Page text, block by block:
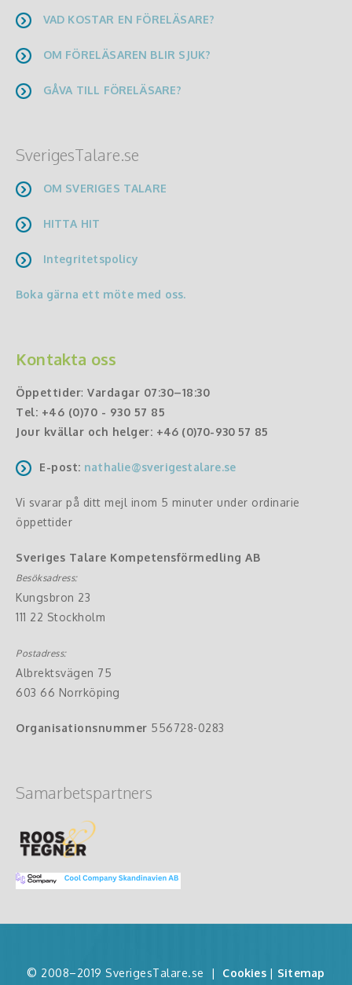
VAD KOSTAR EN FÖRELÄSARE?
OM FÖRELÄSAREN BLIR SJUK?
GÅVA TILL FÖRELÄSARE?
SverigesTalare.se
OM SVERIGES TALARE
HITTA HIT
Integritetspolicy
Boka gärna ett möte med oss.
Kontakta oss
Öppettider: Vardagar 07:30–18:30
Tel: +46 (0)70 - 930 57 85
Jour kvällar och helger: +46 (0)70-930 57 85
E-post: nathalie@sverigestalare.se
Vi svarar på ditt mejl inom 5 minuter under ordinarie
öppettider
Sveriges Talare Kompetensförmedling AB
Besöksadress:
Kungsbron 23
111 22 Stockholm
Postadress:
Albrektsvägen 75
603 66 Norrköping
Organisationsnummer 556728-0283
Samarbetspartners
© 2008–2019 SverigesTalare.se | Cookies | Sitemap